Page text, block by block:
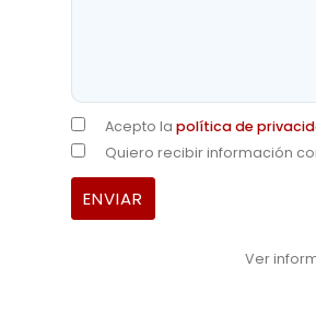
Acepto la política de
Quiero recibir información
Ver